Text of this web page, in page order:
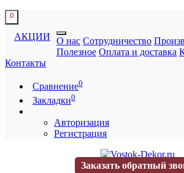
0
АКЦИИ О нас Сотрудничество
Полезное Оплата и доставка
Контакты
Сравнение0
Закладки0
Авторизация
Регистрация
Заказать обратный